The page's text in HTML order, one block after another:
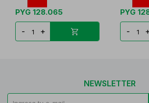
PYG 128.065
- +
PYG
-
NEWSLETTER